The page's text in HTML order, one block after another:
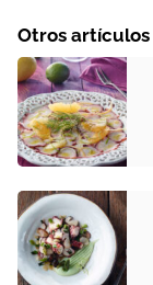
Otros artículos